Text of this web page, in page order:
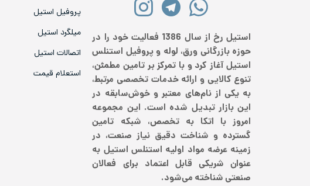
استیل رخ از سال 1386 فعالیت خود را در
حوزه بازرگانی ورق، لوله و پروفیل استنلس
استیل آغاز کرد و با تمرکز بر تامین مطمئن،
تنوع کالایی و ارائه خدمات تخصصی مرتبط،
به یکی از نام‌های معتبر و خوش‌سابقه در
این بازار تبدیل شده است. این مجموعه
امروز با اتکا به تخصص، شبکه تامین
گسترده و شناخت دقیق نیاز صنعت، در
زمینه عرضه مواد اولیه استنلس استیل به
عنوان شریکی قابل اعتماد برای فعالان
صنعتی شناخته می‌شود.
پروفیل استیل
میلگرد استیل
اتصالات استیل
استعلام قیمت